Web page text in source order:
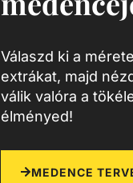
Válaszd ki a
extrákat, majd
válik valóra a
élményed!
MEDENCE